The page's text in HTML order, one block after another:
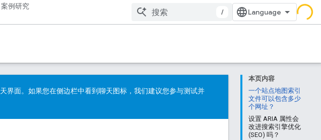
案例研究
/
本页内容
一个站点地图索引
文件可以包含多少
个网址？
设置 ARIA 属性会
改进搜索引擎优化
(SEO) 吗？
界面。如果您在侧边栏中看到聊天图标，我们建议您参与测试并